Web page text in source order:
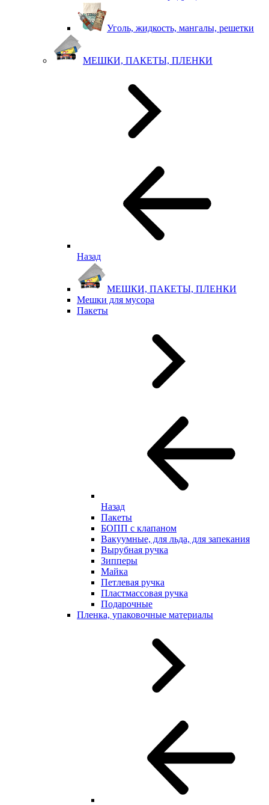
Уголь, жидкость, мангалы, решетки
МЕШКИ, ПАКЕТЫ, ПЛЕНКИ
Назад
МЕШКИ, ПАКЕТЫ, ПЛЕНКИ
Мешки для мусора
Пакеты
Назад
Пакеты
БОПП с клапаном
Вакуумные, для льда, для запекания
Вырубная ручка
Зипперы
Майка
Петлевая ручка
Пластмассовая ручка
Подарочные
Пленка, упаковочные материалы